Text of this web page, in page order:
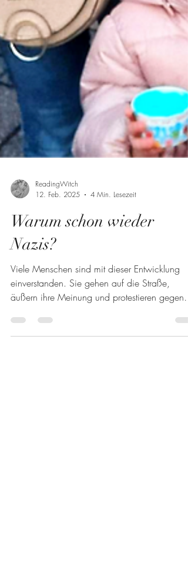
12. Feb. 2025
4 Min. Lesezeit
Warum schon wieder
Nazis?
Viele Menschen sind mit dieser Entwicklung
einverstanden. Sie gehen auf die Straße,